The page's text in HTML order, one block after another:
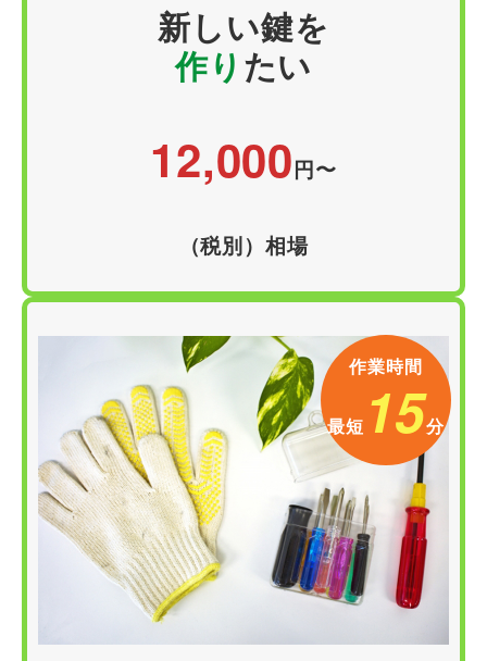
新しい鍵を
作り たい
12,000円〜
（税別）相場
作業時間
最短 15分